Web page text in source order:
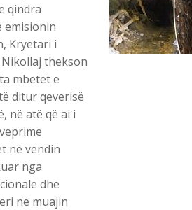
qindra
emisionin
Kryetari i
Nikollaj thekson
mbetet e
ditur qeverisë
në atë që ai i
në vendin
nga
dhe
në muajin